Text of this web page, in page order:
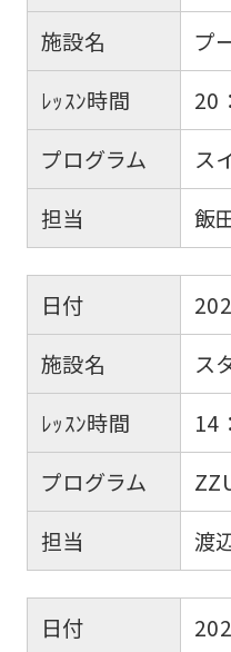
施設名
プ
ﾚｯｽﾝ時間
20
プログラム
ス
担当
飯
日付
施設名
ス
ﾚｯｽﾝ時間
14
プログラム
担当
渡
日付